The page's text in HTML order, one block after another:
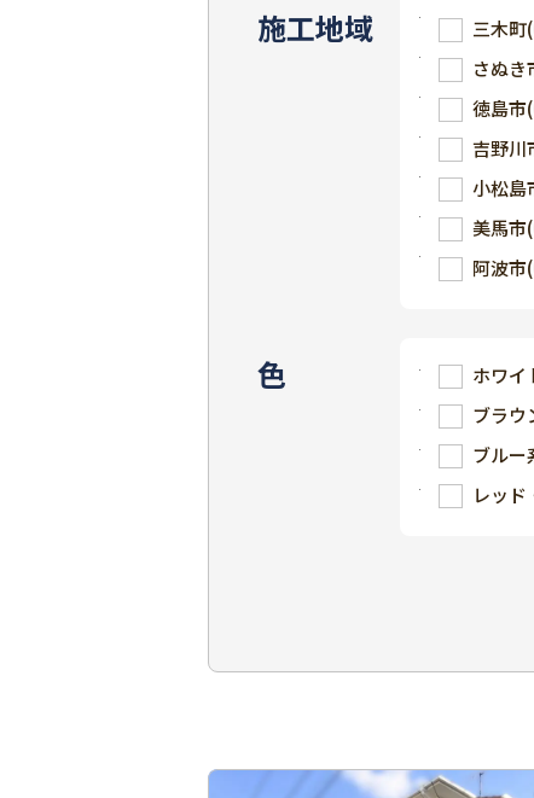
施工地域 三木町
さぬき
徳島市
吉野川
小松島
美馬市
阿波市
色 ホワイ
ブラウ
ブルー
レッド